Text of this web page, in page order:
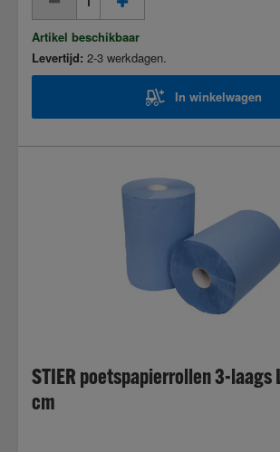
Artikel beschikbaar
Levertijd: 2-3 werkdagen.
In winkelwagen
STIER poetspapierrollen 3-laags
cm